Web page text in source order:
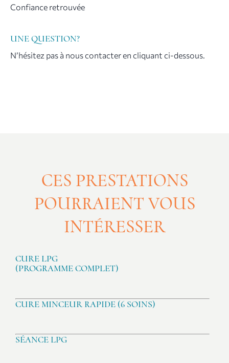
Confiance retrouvée
UNE QUESTION?
N’hésitez pas à nous contacter en cliquant ci-dessous.
CES PRESTATIONS
POURRAIENT VOUS
INTÉRESSER
CURE LPG
(PROGRAMME COMPLET)
CURE MINCEUR RAPIDE (6 SOINS)
SÉANCE LPG